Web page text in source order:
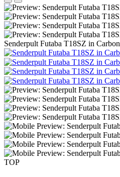
Senderpult Futaba T18SZ in Carbon
TOP